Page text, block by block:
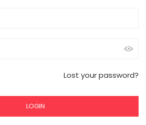
Lost your password?